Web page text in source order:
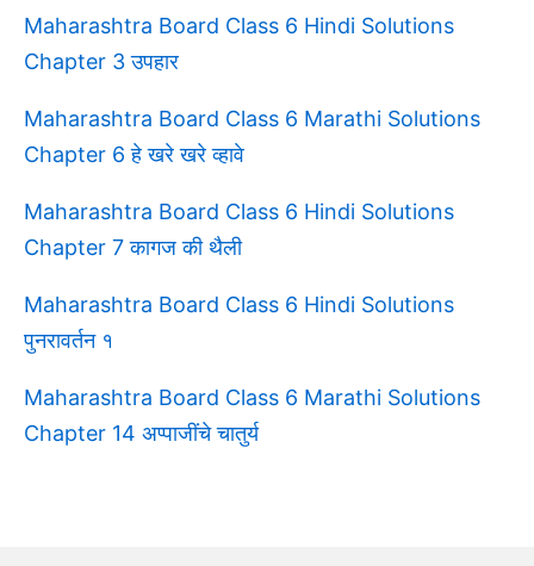
Maharashtra Board Class 6 Hindi Solutions
Chapter 3 उपहार
Maharashtra Board Class 6 Marathi Solutions
Chapter 6 हे खरे खरे व्हावे
Maharashtra Board Class 6 Hindi Solutions
Chapter 7 कागज की थैली
Maharashtra Board Class 6 Hindi Solutions
पुनरावर्तन १
Maharashtra Board Class 6 Marathi Solutions
Chapter 14 अप्पाजींचे चातुर्य